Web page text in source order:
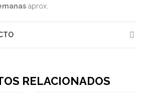
aprox.
RELACIONADOS